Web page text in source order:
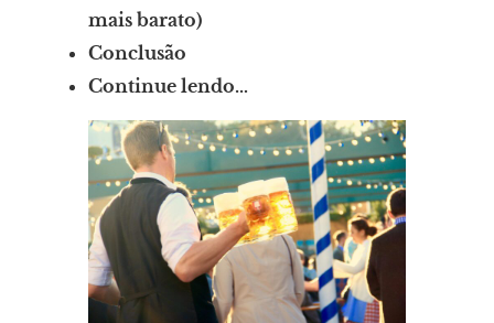
mais barato)
Conclusão
Continue lendo…